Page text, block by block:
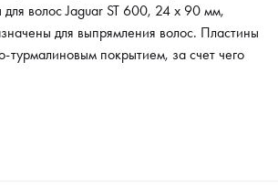
волос Jaguar ST 600, 24 х 90 мм,
для выпрямления волос. Пластины
покрытием, за счет чего
и легко скользят, позволяя добиться
пластин: они подпружинены,
охватывают прядь. Края пластин